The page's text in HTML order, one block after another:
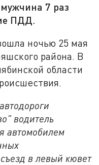
7 раз
ПДД.
ночью 25 мая
района. В
области
водитель
автомобилем
в левый кювет